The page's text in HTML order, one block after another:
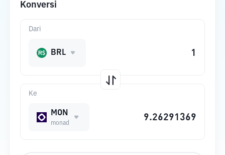
Konversi
Ke
MON
monad
Dari
BRL